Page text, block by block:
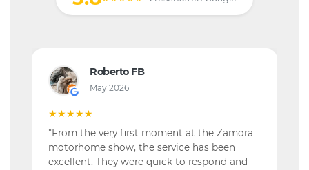
Roberto FB
May 2026
★★★★★
"From the very first moment at the Zamora
motorhome show, the service has been
excellent. They were quick to respond and